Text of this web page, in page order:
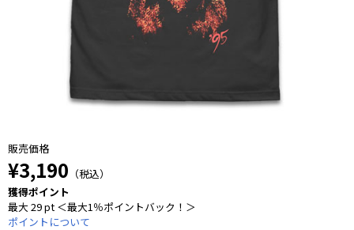
販売価格
¥3,190 （税込）
獲得ポイント
最大 29 pt ＜最大1％ポイントバック！＞
ポイントについて